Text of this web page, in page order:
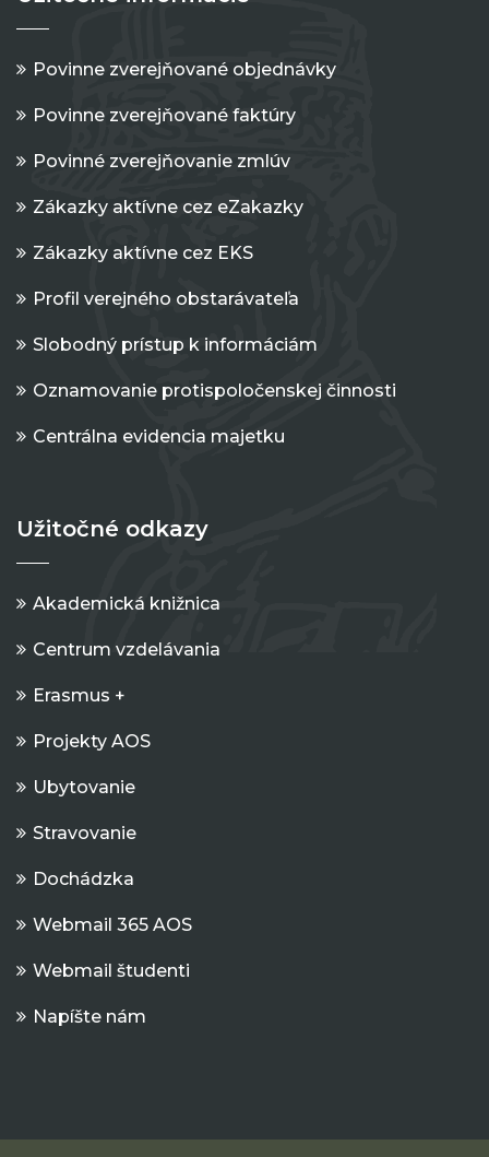
Povinne zverejňované objednávky
Povinne zverejňované faktúry
Povinné zverejňovanie zmlúv
Zákazky aktívne cez eZakazky
Zákazky aktívne cez EKS
Profil verejného obstarávateľa
Slobodný prístup k informáciám
Oznamovanie protispoločenskej činnosti
Centrálna evidencia majetku
Užitočné odkazy
Akademická knižnica
Centrum vzdelávania
Erasmus +
Projekty AOS
Ubytovanie
Stravovanie
Dochádzka
Webmail 365 AOS
Webmail študenti
Napíšte nám